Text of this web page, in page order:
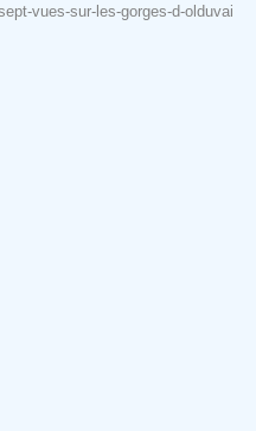
vues-sur-les-gorges-d-olduvai